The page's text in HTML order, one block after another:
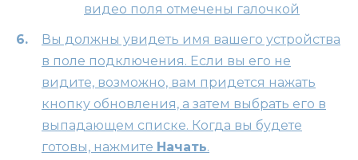
Вы должны увидеть имя вашего устройства
в поле подключения. Если вы его не
видите, возможно, вам придется нажать
кнопку обновления, а затем выбрать его в
выпадающем списке. Когда вы будете
готовы, нажмите Начать.